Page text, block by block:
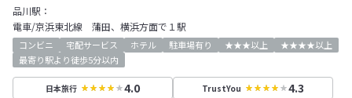
品川駅：
電車/京浜東北線 蒲田、横浜方面で１駅
コンビニ 宅配サービス ホテル 駐車場有り ★★★以上
★★★★以上
最寄り駅より徒歩5分以内
日本旅行 4.0 TrustYou 4.3